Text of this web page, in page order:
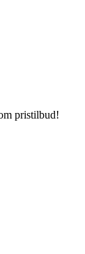
pristilbud!